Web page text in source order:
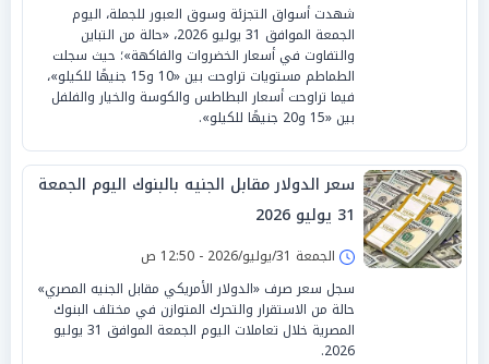
شهدت أسواق التجزئة وسوق العبور للجملة، اليوم
الجمعة الموافق 31 يوليو 2026، «حالة من التباين
والتفاوت في أسعار الخضروات والفاكهة»؛ حيث سجلت
الطماطم مستويات تراوحت بين «10 و15 جنيهًا للكيلو»،
فيما تراوحت أسعار البطاطس والكوسة والخيار والفلفل
بين «15 و20 جنيهًا للكيلو».
سعر الدولار مقابل الجنيه بالبنوك اليوم الجمعة
31 يوليو 2026
الجمعة 31/يوليو/2026 - 12:50 ص
سجل سعر صرف «الدولار الأمريكي مقابل الجنيه المصري»
حالة من الاستقرار والتحرك المتوازن في مختلف البنوك
المصرية خلال تعاملات اليوم الجمعة الموافق 31 يوليو
2026.